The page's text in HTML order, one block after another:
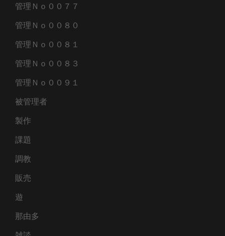
管理Ｎｏ００７７
管理Ｎｏ００８０
管理Ｎｏ００８１
管理Ｎｏ００８３
管理Ｎｏ００９１
被管理者
製作
課題
調教
販売
遊
那由多